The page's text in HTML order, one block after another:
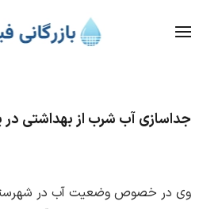
Skip to main content
جداسازی آب شرب از بهداشتی در
وی در خصوص وضعیت آب در